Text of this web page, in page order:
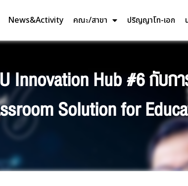
News&Activity คณะ/สาขา ปริญญาโท-เอก
Innovation Hub #6 กับก
Solution for